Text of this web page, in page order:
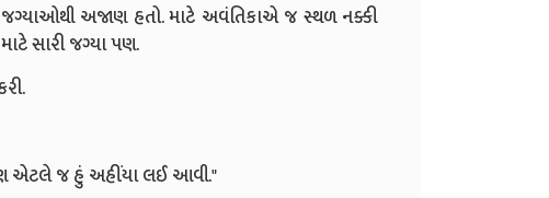
જગ્યાઓથી અજાણ હતો. માટે અવંતિકાએ જ સ્થળ નક્કી
સારી જગ્યા પણ.
એટલે જ હું અહીંયા લઈ આવી."